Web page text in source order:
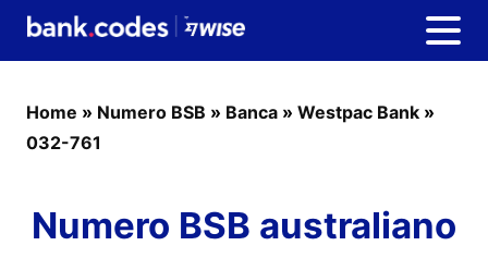
Home » Numero BSB » Banca » Westpac Bank »
032-761
Numero BSB australiano